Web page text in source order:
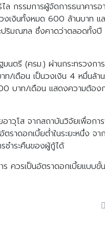
รรมการผู้จัดการธนาคารอ
เงินทั้งหมด 600 ล้านบาท
ะปริมณฑล ซึ่งคาดว่าตลอดทั้
นตรี (ครม.) ผ่านกระทรวง
/เดือน เป็นวงเงิน 4 หมื่นล้
บาท/เดือน แสดงความต้อ
โส จากสถาบันวิจัยเพื่อกา
ตราดอกเบี้ยต่ำในระยะหนึ่ง
ชำระคืนของผู้กู้ได้
ร ควรเป็นอัตราดอกเบี้ยแ